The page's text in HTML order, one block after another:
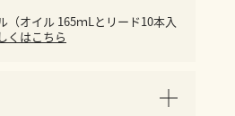
（オイル 165ｍLとリード10本入
くはこちら